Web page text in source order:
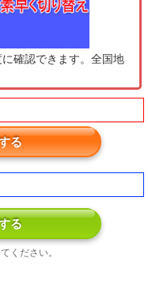
確認できます。全国地
る
る
ください。